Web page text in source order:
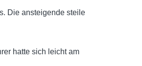
Die ansteigende steile
hatte sich leicht am